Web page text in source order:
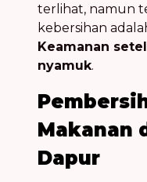
terlihat, namun
kebersihan
Keamanan
nyamuk.
Makanan
Dapur